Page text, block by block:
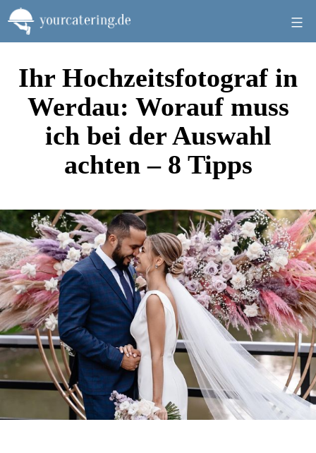
Zum
Inhalt
springen
Ihr Hochzeitsfotograf in
Werdau: Worauf muss
ich bei der Auswahl
achten – 8 Tipps